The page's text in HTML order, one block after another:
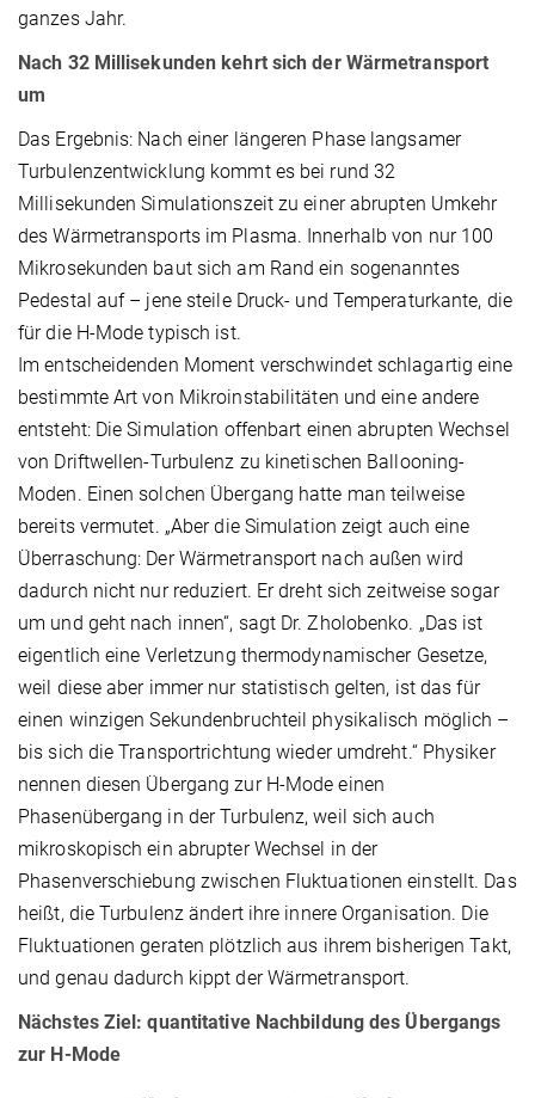
ganzes Jahr.
Nach 32 Millisekunden kehrt sich der Wärmetransport
um
Das Ergebnis: Nach einer längeren Phase langsamer
Turbulenzentwicklung kommt es bei rund 32
Millisekunden Simulationszeit zu einer abrupten Umkehr
des Wärmetransports im Plasma. Innerhalb von nur 100
Mikrosekunden baut sich am Rand ein sogenanntes
Pedestal auf – jene steile Druck- und Temperaturkante, die
für die H-Mode typisch ist.
Im entscheidenden Moment verschwindet schlagartig eine
bestimmte Art von Mikroinstabilitäten und eine andere
entsteht: Die Simulation offenbart einen abrupten Wechsel
von Driftwellen-Turbulenz zu kinetischen Ballooning-
Moden. Einen solchen Übergang hatte man teilweise
bereits vermutet. „Aber die Simulation zeigt auch eine
Überraschung: Der Wärmetransport nach außen wird
dadurch nicht nur reduziert. Er dreht sich zeitweise sogar
um und geht nach innen“, sagt Dr. Zholobenko. „Das ist
eigentlich eine Verletzung thermodynamischer Gesetze,
weil diese aber immer nur statistisch gelten, ist das für
einen winzigen Sekundenbruchteil physikalisch möglich –
bis sich die Transportrichtung wieder umdreht.“ Physiker
nennen diesen Übergang zur H-Mode einen
Phasenübergang in der Turbulenz, weil sich auch
mikroskopisch ein abrupter Wechsel in der
Phasenverschiebung zwischen Fluktuationen einstellt. Das
heißt, die Turbulenz ändert ihre innere Organisation. Die
Fluktuationen geraten plötzlich aus ihrem bisherigen Takt,
und genau dadurch kippt der Wärmetransport.
Nächstes Ziel: quantitative Nachbildung des Übergangs
zur H-Mode